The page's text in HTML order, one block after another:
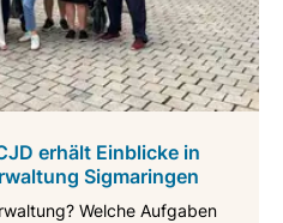
erhält Einblicke in
Sigmaringen
Welche Aufgaben